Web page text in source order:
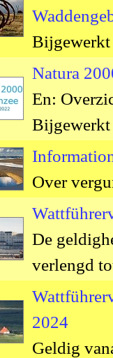
Bijgewerkt
Natura
En:
Bijgewerkt
Over
De
verlengd
2024
Geldig